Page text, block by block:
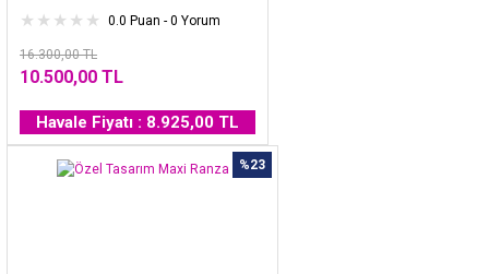
0.0 Puan - 0 Yorum
16.300,00 TL
10.500,00 TL
Havale Fiyatı : 8.925,00 TL
%23